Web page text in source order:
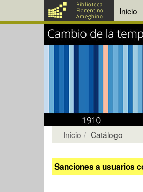
Inicio
Inicio Catálogo
Sanciones a usuarios